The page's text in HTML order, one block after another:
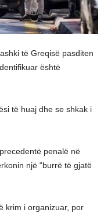
të Greqisë pasditen
është
të huaj dhe se shkak i
penalë në
një “burrë të gjatë
krim i organizuar, por